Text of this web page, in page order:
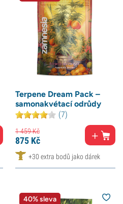
Terpene Dream Pack –
samonakvétací odrůdy
(7)
1 459Kč
875 Kč
+30 extra bodů jako dárek
40% sleva